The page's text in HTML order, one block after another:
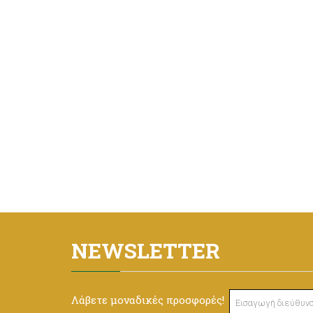
NEWSLETTER
Λάβετε μοναδικές προσφορές!